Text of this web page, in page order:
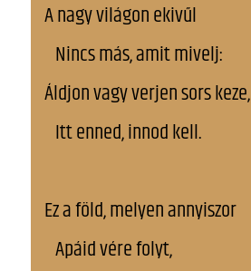
A nagy világon ekivűl
Nincs más, amit mivelj:
Áldjon vagy verjen sors keze,
Itt enned, innod kell.
Ez a föld, melyen annyiszor
Apáid vére folyt,